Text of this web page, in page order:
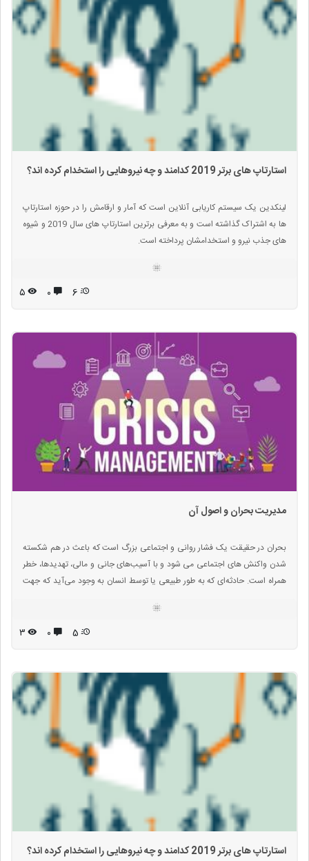
استارتاپ های برتر 2019 کدامند و چه نیروهایی را استخدام کرده اند؟
لینکدین یک سیستم کاریابی آنلاین است که آمار و ارقامش را در حوزه استارتاپ
ها به اشتراک گذاشته است و به معرفی برترین استارتاپ های سال 2019 و شیوه
های جذب نیرو و استخدامشان پرداخته است.
6 ۰ ۵
مدیریت بحران و اصول آن
بحران در حقیقت یک فشار روانی و اجتماعی بزرگ است که باعث در هم شکسته
شدن واکنش های اجتماعی می شود و با آسیب‌های جانی و مالی، تهدیدها، خطر
همراه است. حادثه‌ای که به طور طبیعی یا توسط انسان به وجود می‌آید که جهت
5 ۰ ۳
استارتاپ های برتر 2019 کدامند و چه نیروهایی را استخدام کرده اند؟